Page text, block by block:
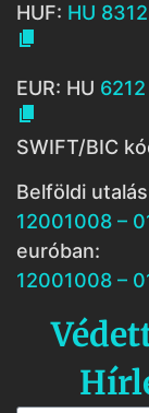
HUF: HU

EUR: HU

SWIFT/BIC
Belföldi
12001008 –
euróban:
12001008 –